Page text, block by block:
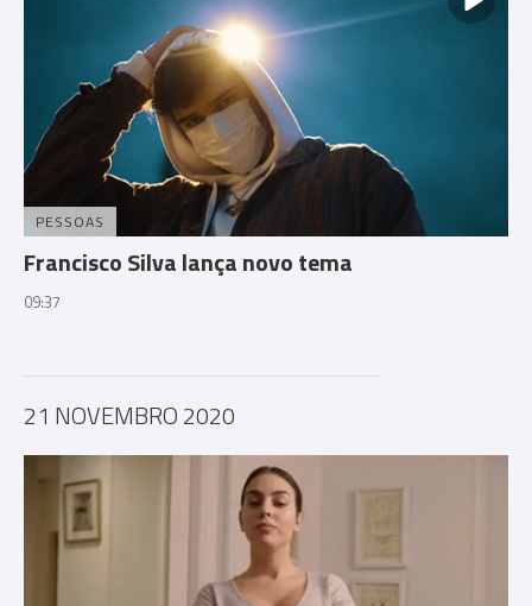
PESSOAS
Francisco Silva lança novo tema
09:37
21 NOVEMBRO 2020